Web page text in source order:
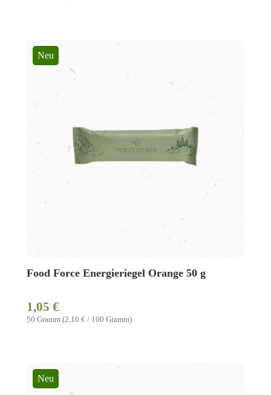
Neu
Food Force Energieriegel Orange 50 g
50 Gramm (2,10 € / 100 Gramm)
Regulärer Preis:
1,05 €
Neu